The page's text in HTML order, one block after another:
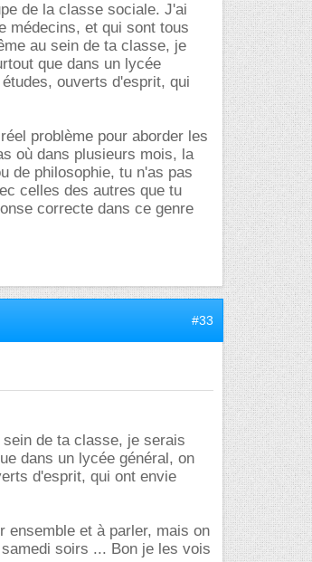
de la classe sociale. J'ai
médecins, et qui sont tous
au sein de ta classe, je
que dans un lycée
ouverts d'esprit, qui
problème pour aborder les
où dans plusieurs mois, la
de philosophie, tu n'as pas
celles des autres que tu
correcte dans ce genre
#33
de ta classe, je serais
dans un lycée général, on
d'esprit, qui ont envie
ensemble et à parler, mais on
soirs ... Bon je les vois